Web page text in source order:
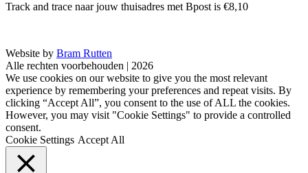
Track and trace naar jouw thuisadres met Bpost is €8,10
Website by Bram Rutten
Alle rechten voorbehouden | 2026
We use cookies on our website to give you the most relevant
experience by remembering your preferences and repeat visits. By
clicking “Accept All”, you consent to the use of ALL the cookies.
However, you may visit "Cookie Settings" to provide a controlled
consent.
Cookie Settings Accept All